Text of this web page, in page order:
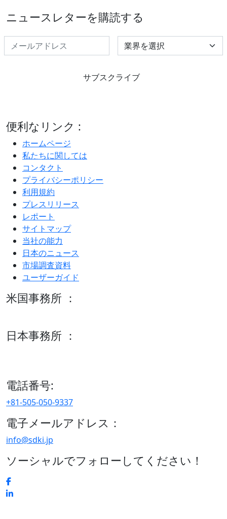
ニュースレターを購読する
Select Industry
サブスクライブ
便利なリンク :
ホームページ
私たちに関しては
コンタクト
プライバシーポリシー
利用規約
プレスリリース
レポート
サイトマップ
当社の能力
日本のニュース
市場調査資料
ユーザーガイド
米国事務所 ：
日本事務所 ：
電話番号:
+81-505-050-9337
電子メールアドレス：
info@sdki.jp
ソーシャルでフォローしてください！